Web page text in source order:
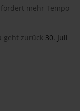
mehr Tempo
geht zurück 30. Juli